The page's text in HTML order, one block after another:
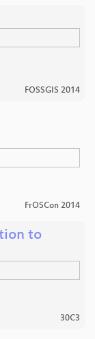
FOSSGIS 2014
FrOSCon 2014
to
30C3